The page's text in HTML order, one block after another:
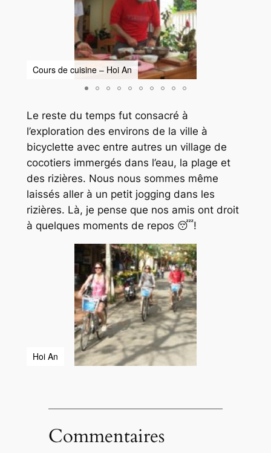
Cours de cuisine – Hoi An
Le reste du temps fut consacré à
l’exploration des environs de la ville à
bicyclette avec entre autres un village de
cocotiers immergés dans l’eau, la plage et
des rizières. Nous nous sommes même
laissés aller à un petit jogging dans les
rizières. Là, je pense que nos amis ont droit
à quelques moments de repos 😴!
Hoi An
Commentaires